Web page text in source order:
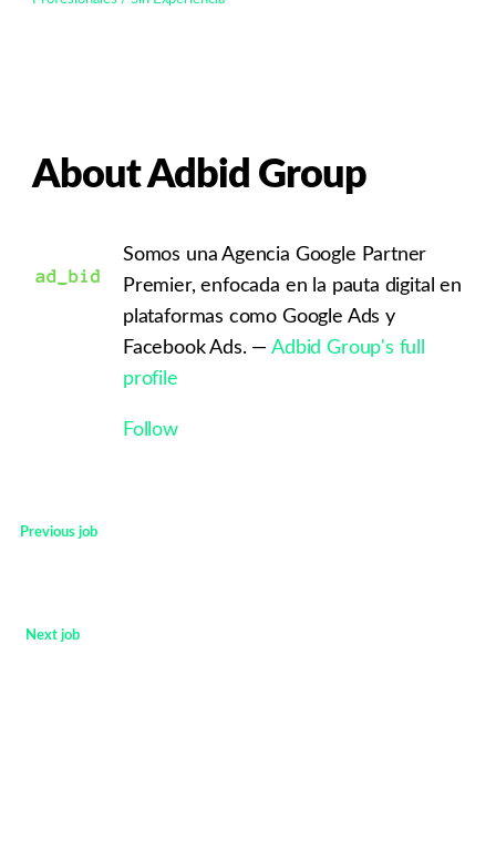
About Adbid Group
Somos una Agencia Google Partner
Premier, enfocada en la pauta digital en
plataformas como Google Ads y
Facebook Ads. —Adbid Group's full
profile
Follow
Previous job
Next job